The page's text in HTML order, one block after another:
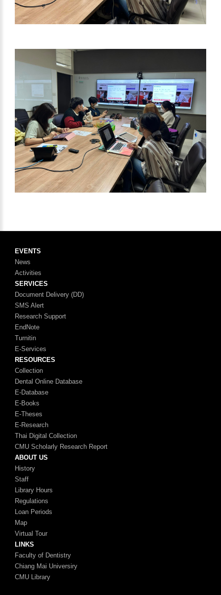
EVENTS
News
Activities
SERVICES
Document Delivery (DD)
SMS Alert
Research Support
EndNote
Turnitin
E-Services
RESOURCES
Collection
Dental Online Database
E-Database
E-Books
E-Theses
E-Research
Thai Digital Collection
CMU Scholarly Research Report
ABOUT US
History
Staff
Library Hours
Regulations
Loan Periods
Map
Virtual Tour
LINKS
Faculty of Dentistry
Chiang Mai Universiry
CMU Library